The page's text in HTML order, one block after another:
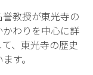
教授が東光寺の
わりを中心に詳
、東光寺の歴史
す。